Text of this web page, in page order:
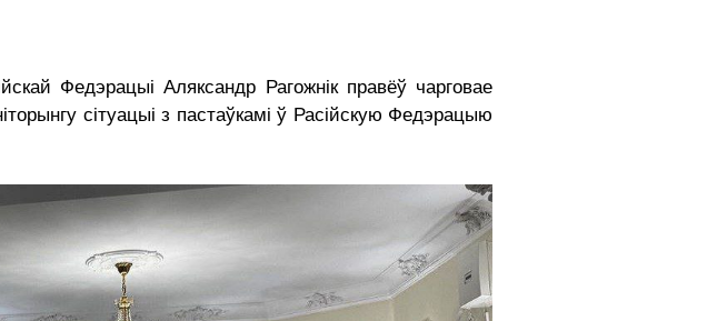
Федэрацыі Аляксандр Рагожнік правёў чарговае
сітуацыі з пастаўкамі ў Расійскую Федэрацыю